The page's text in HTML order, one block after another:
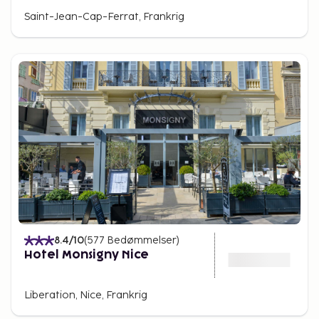
shoppe, mens Îles de Lérins, der ligger lige ud for
kysten, er en perfekt udflugt for dem, der vil opleve
orørt natur.
Monaco – luksus og historie i
fyrstedømmet
Monaco er et af verdens mindste lande, men byder
på en af Rivieraens mest eksklusive oplevelser.
Monte Carlo er kendt for sit legendariske kasino,
men her findes også smukke haver og
luksusbutikker. Fyrstepaladset, hvor Monacos
kongefamilie bor, ligger på en klippe med en
spektakulær udsigt over havnen.
For dem, der er interesserede i marinbiologi, er
Oceanografisk Museum, grundlagt af Jacques
Cousteau, en af de mest fascinerende
Saint-Jean-Cap-Ferrat, Frankrig
8.4/10(577 Bedømmelser)
Hotel Monsigny Nice
Liberation, Nice, Frankrig